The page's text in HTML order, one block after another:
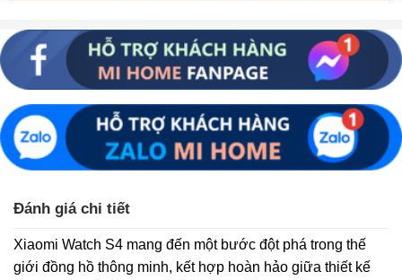
Đánh giá chi tiết
Xiaomi Watch S4 mang đến một bước đột phá trong thế
giới đồng hồ thông minh, kết hợp hoàn hảo giữa thiết kế